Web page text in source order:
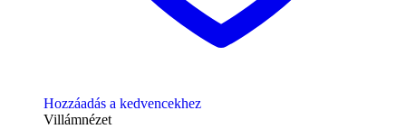
Hozzáadás a kedvencekhez
Villámnézet